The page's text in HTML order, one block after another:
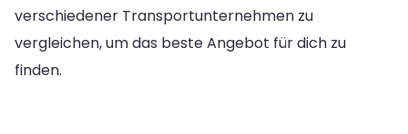
verschiedener Transportunternehmen zu
vergleichen, um das beste Angebot für dich zu
finden.